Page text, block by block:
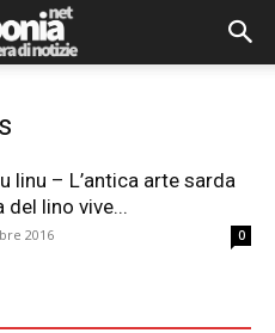
linu – L’antica arte sarda
lino vive...
2016 0